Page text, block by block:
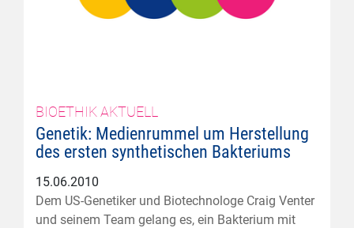
BIOETHIK AKTUELL
Genetik: Medienrummel um Herstellung
des ersten synthetischen Bakteriums
15.06.2010
Dem US-Genetiker und Biotechnologe Craig Venter
und seinem Team gelang es, ein Bakterium mit